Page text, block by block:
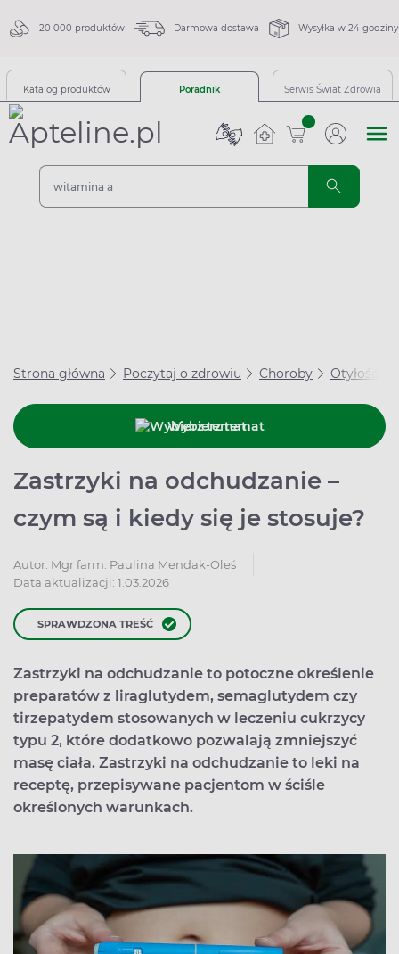
20 000 produktów Darmowa dostawa Wysyłka w 24 godziny
Katalog produktów Poradnik Serwis Świat Zdrowia
sztuk
Strona główna Poczytaj o zdrowiu Choroby Otyłość
Wybierz temat
Zastrzyki na odchudzanie –
czym są i kiedy się je stosuje?
Autor: Mgr farm. Paulina Mendak-Oleś
Data aktualizacji: 1.03.2026
SPRAWDZONA TREŚĆ
Zastrzyki na odchudzanie to potoczne określenie
preparatów z liraglutydem, semaglutydem czy
tirzepatydem stosowanych w leczeniu cukrzycy
typu 2, które dodatkowo pozwalają zmniejszyć
masę ciała. Zastrzyki na odchudzanie to leki na
receptę, przepisywane pacjentom w ściśle
określonych warunkach.